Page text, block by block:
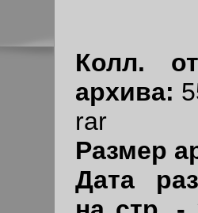
Колл.
архива:
rar
Размер
Дата